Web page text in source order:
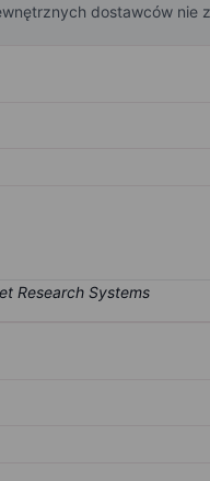
dostawców nie